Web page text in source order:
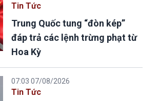
Tin Tức
Trung Quốc tung “đòn kép”
đáp trả các lệnh trừng phạt từ
Hoa Kỳ
07:03 07/08/2026
Tin Tức